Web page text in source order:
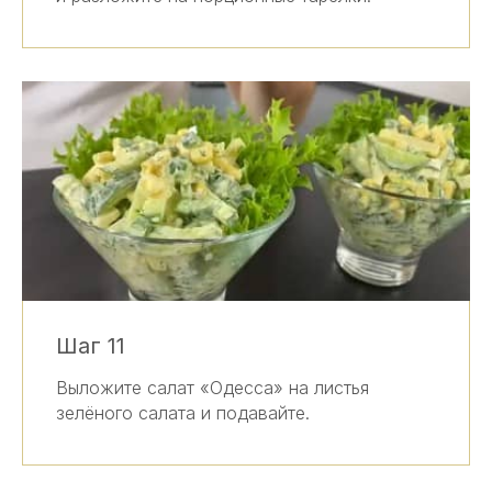
Шаг 11
Выложите салат «Одесса» на листья
зелёного салата и подавайте.